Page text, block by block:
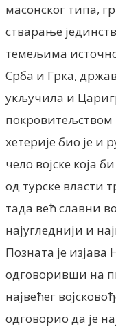
масонског типа,
стварање
темељима
Срба и Грка,
укључила и
покровитељством
хетерије био је и
чело војске која
од турске власти
тада већ славни
најугледнији и
Позната је изјава
одговоривши на
највећег
одговорио да је